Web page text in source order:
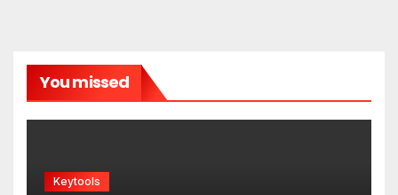
You missed
Keytools